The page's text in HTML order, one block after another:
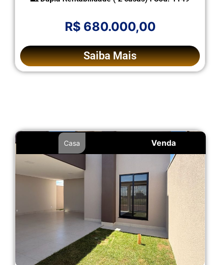
R$ 680.000,00
Saiba Mais
Venda
Casa